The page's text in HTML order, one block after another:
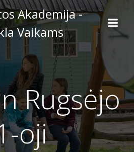
Skip
to
content
Akademija -
Vaikams
Rugsėjo
oji